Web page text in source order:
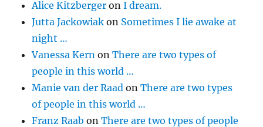
Alice Kitzberger onI dream.
Jutta Jackowiak on Sometimes I lie awake at
night …
Vanessa Kern onThere are two types of
people in this world …
Manie van der Raad onThere are two types
of people in this world …
Franz Raab onThere are two types of people